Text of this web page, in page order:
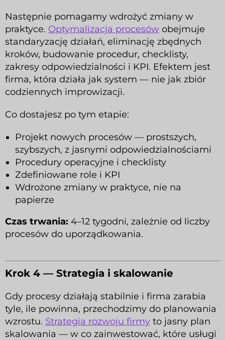
Następnie pomagamy wdrożyć zmiany w
praktyce. Optymalizacja procesów obejmuje
standaryzację działań, eliminację zbędnych
kroków, budowanie procedur, checklisty,
zakresy odpowiedzialności i KPI. Efektem jest
firma, która działa jak system — nie jak zbiór
codziennych improwizacji.
Co dostajesz po tym etapie:
Projekt nowych procesów — prostszych,
szybszych, z jasnymi odpowiedzialnościami
Procedury operacyjne i checklisty
Zdefiniowane role i KPI
Wdrożone zmiany w praktyce, nie na
papierze
Czas trwania: 4–12 tygodni, zależnie od liczby
procesów do uporządkowania.
Krok 4 — Strategia i skalowanie
Gdy procesy działają stabilnie i firma zarabia
tyle, ile powinna, przechodzimy do planowania
wzrostu. Strategia rozwoju firmy to jasny plan
skalowania — w co zainwestować, które usługi